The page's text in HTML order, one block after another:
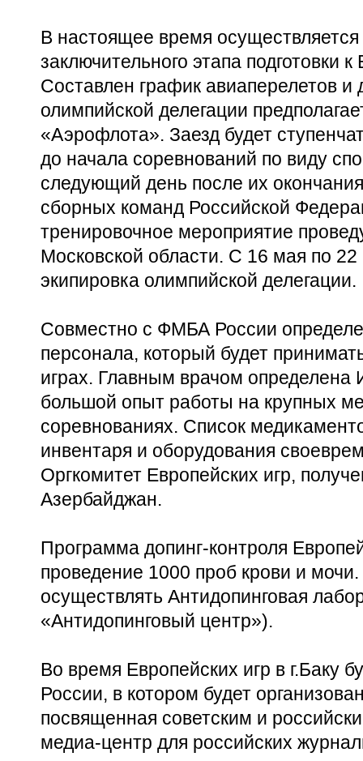
В настоящее время
заключительного этапа подготовки
Составлен график авиаперелетов и
олимпийской делегации
«Аэрофлота». Заезд будет
до начала соревнований по виду
следующий день после их
сборных команд Российской
тренировочное мероприятие
Московской области. С 16 мая по
экипировка олимпийской делегации.
Совместно с ФМБА России
персонала, который будет
играх. Главным врачом
большой опыт работы на крупных
соревнованиях. Список
инвентаря и оборудования
Оргкомитет Европейских игр,
Азербайджан.
Программа допинг-контроля
проведение 1000 проб крови и
осуществлять Антидопинговая
«Антидопинговый центр»).
Во время Европейских игр в г.Баку
России, в котором будет
посвященная советским и
медиа-центр для российских